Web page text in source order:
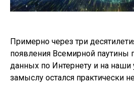
Примерно через три
появления Всемирной паутины
данных по Интернету и на наши
замыслу остался практически